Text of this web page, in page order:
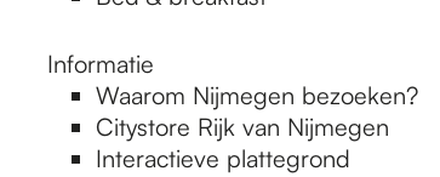
Informatie
Waarom Nijmegen bezoeken?
Citystore Rijk van Nijmegen
Interactieve plattegrond